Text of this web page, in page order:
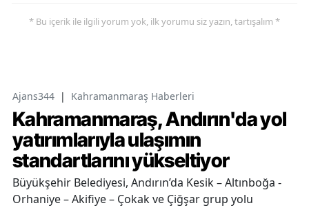
* Bu içerik ile ilgili yorum yok, ilk yorumu siz yazın, tartışalım *
Ajans344 | Kahramanmaraş Haberleri
Kahramanmaraş, Andırın'da yol
yatırımlarıyla ulaşımın
standartlarını yükseltiyor
Büyükşehir Belediyesi, Andırın’da Kesik – Altınboğa -
Orhaniye – Akifiye – Çokak ve Çiğşar grup yolu